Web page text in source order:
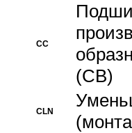
CC
(CB)
CLN